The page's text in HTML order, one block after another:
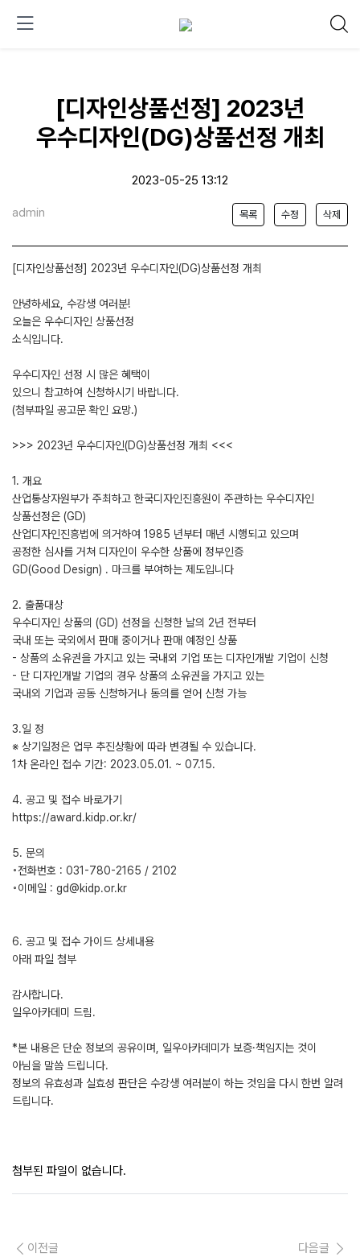
[디자인상품선정] 2023년
우수디자인(DG)상품선정 개최
2023-05-25 13:12
admin 목록 수정 삭제
[디자인상품선정] 2023년 우수디자인(DG)상품선정 개최
안녕하세요, 수강생 여러분!
오늘은 우수디자인 상품선정
소식입니다.
우수디자인 선정 시 많은 혜택이
있으니 참고하여 신청하시기 바랍니다.
(첨부파일 공고문 확인 요망.)
>>> 2023년 우수디자인(DG)상품선정 개최 <<<
1. 개요
산업통상자원부가 주최하고 한국디자인진흥원이 주관하는 우수디자인
상품선정은 (GD)
산업디자인진흥법에 의거하여 1985 년부터 매년 시행되고 있으며
공정한 심사를 거쳐 디자인이 우수한 상품에 정부인증
GD(Good Design) . 마크를 부여하는 제도입니다
2. 출품대상
우수디자인 상품의 (GD) 선정을 신청한 날의 2년 전부터
국내 또는 국외에서 판매 중이거나 판매 예정인 상품
- 상품의 소유권을 가지고 있는 국내외 기업 또는 디자인개발 기업이 신청
- 단 디자인개발 기업의 경우 상품의 소유권을 가지고 있는
국내외 기업과 공동 신청하거나 동의를 얻어 신청 가능
3.일 정
※ 상기일정은 업무 추진상황에 따라 변경될 수 있습니다.
1차 온라인 접수 기간: 2023.05.01. ~ 07.15.
4. 공고 및 접수 바로가기
https://award.kidp.or.kr/
5. 문의
◦전화번호 : 031-780-2165 / 2102
◦이메일 : gd@kidp.or.kr
6. 공고 및 접수 가이드 상세내용
아래 파일 첨부
감사합니다.
일우아카데미 드림.
*본 내용은 단순 정보의 공유이며, 일우아카데미가 보증·책임지는 것이
아님을 말씀 드립니다.
정보의 유효성과 실효성 판단은 수강생 여러분이 하는 것임을 다시 한번 알려
드립니다.
첨부된 파일이 없습니다.
이전글 다음글